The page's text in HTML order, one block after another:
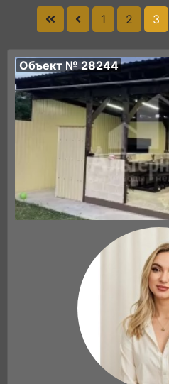
1 2 3
Объект № 28244